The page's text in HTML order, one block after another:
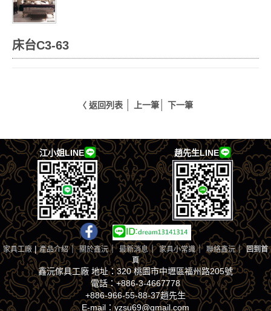
床台C3-63
〈 返回列表 上一筆 下一筆
江小姐LINE 趙先生LINE
家具工廠 |產品介紹｜關於鑫沅｜ 最新消息｜家具小常識｜ 聯絡鑫沅｜回到首
頁
鑫沅傢具工廠 地址：320 桃園市中壢區福州路205號
電話：+886-3-4667778
+886-966-55-88-37趙先生
E-mail：yzsu69@gmail.com